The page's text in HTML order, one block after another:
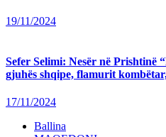
19/11/2024
Sefer Selimi: Nesër në Prishtinë
gjuhës shqipe, flamurit
17/11/2024
Ballina